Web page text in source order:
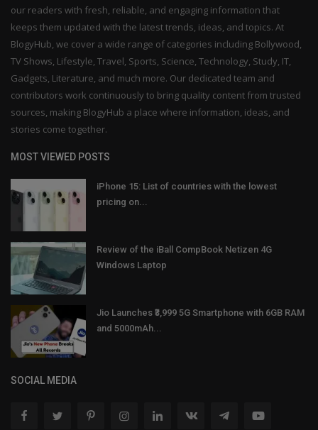
our readers with fresh, reliable, and engaging information that
keeps them updated with the latest trends, ideas, and topics. At
BlogyHub, we cover a wide range of categories including Bollywood,
TV Shows, Lifestyle, Travel, Sports, Science, Technology, Study, IT,
Gadgets, Literature, and much more. Our dedicated team and
contributors work continuously to bring quality content from trusted
sources, making BlogyHub a place where information, ideas, and
stories come together.
MOST VIEWED POSTS
iPhone 15: List of countries with the lowest
pricing on...
Review of the iBall CompBook Netizen 4G
Windows Laptop
Jio Launches ₹3,999 5G Smartphone with 6GB RAM
and 5000mAh...
SOCIAL MEDIA